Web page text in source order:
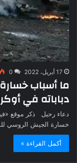
17 أبريل، 2022 0
ما أسباب
دباباته في
دعاء رحيل ذكر موقع
خسارة الجيش الروسي
أكمل القراءة »